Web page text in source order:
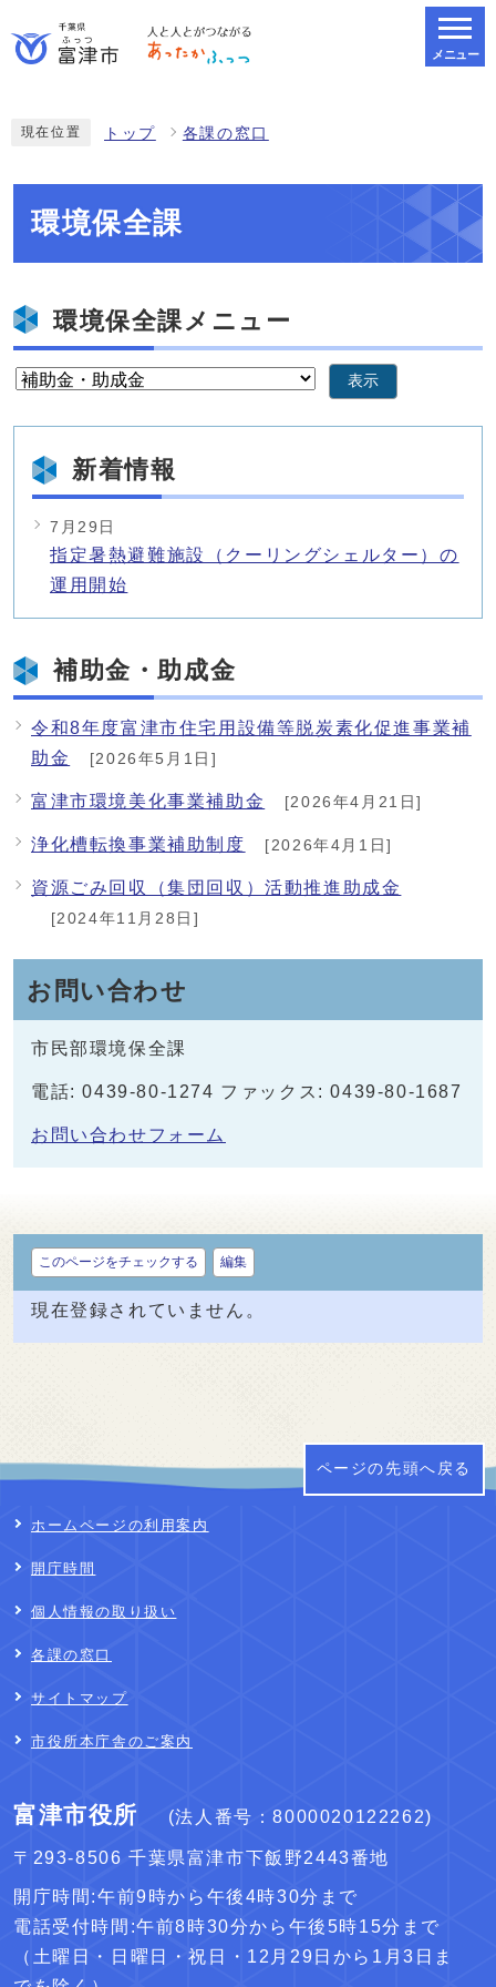
メニュー
現在位置 トップ 各課の窓口
環境保全課
環境保全課メニュー
表示
新着情報
7月29日
指定暑熱避難施設（クーリングシェルター）の
運用開始
補助金・助成金
令和8年度富津市住宅用設備等脱炭素化促進事業補
助金
[2026年5月1日]
富津市環境美化事業補助金 [2026年4月21日]
浄化槽転換事業補助制度 [2026年4月1日]
資源ごみ回収（集団回収）活動推進助成金
[2024年11月28日]
お問い合わせ
市民部環境保全課
電話: 0439-80-1274 ファックス: 0439-80-1687
お問い合わせフォーム
このページをチェックする 編集
現在登録されていません。
ページの先頭へ戻る
ホームページの利用案内
開庁時間
個人情報の取り扱い
各課の窓口
サイトマップ
市役所本庁舎のご案内
富津市役所 (法人番号：8000020122262)
〒293-8506 千葉県富津市下飯野2443番地
開庁時間:午前9時から午後4時30分まで
電話受付時間:午前8時30分から午後5時15分まで
（土曜日・日曜日・祝日・12月29日から1月3日ま